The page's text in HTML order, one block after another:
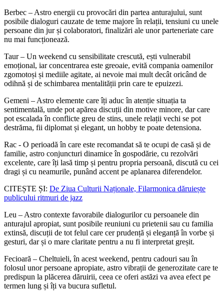
Berbec – Astro energii cu provocări din partea anturajului, sunt
posibile dialoguri cauzate de teme majore în relații, tensiuni cu unele
persoane din jur și colaboratori, finalizări ale unor parteneriate care
nu mai funcționează.
Taur – Un weekend cu sensibilitate crescută, ești vulnerabil
emoțional, iar concentrarea este greoaie, evită compania oamenilor
zgomotoși și mediile agitate, ai nevoie mai mult decât oricând de
odihnă și de schimbarea mentalității prin care te epuizezi.
Gemeni – Astro elemente care îți aduc în atenție situația ta
sentimentală, unde pot apărea discuții din motive minore, dar care
pot escalada în conflicte greu de stins, unele relații vechi se pot
destrăma, fii diplomat și elegant, un hobby te poate detensiona.
Rac - O perioadă în care este recomandat să te ocupi de casă și de
familie, astro conjuncturi dinamice în gospodărie, cu rezolvări
excelente, care îți lasă timp și pentru propria persoană, discută cu cei
dragi și cu neamurile, punând accent pe aplanarea diferendelor.
CITEȘTE ȘI: De Ziua Culturii Naționale, Filarmonica dăruiește
publicului ritmuri de jazz
Leu – Astro contexte favorabile dialogurilor cu persoanele din
anturajul apropiat, sunt posibile reuniuni cu prietenii sau cu familia
extinsă, discuții de tot felul care cer prudență și eleganță în vorbe și
gesturi, dar și o mare claritate pentru a nu fi interpretat greșit.
Fecioară – Cheltuieli, în acest weekend, pentru cadouri sau în
folosul unor persoane apropiate, astro vibrații de generozitate care te
predispun la plăcerea dăruirii, ceea ce oferi astăzi va avea efect pe
termen lung și îți va bucura sufletul.